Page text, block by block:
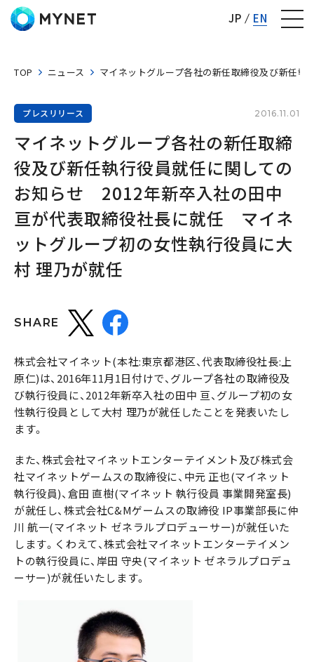
JP EN
TOP ニュース マイネットグループ各社の新任取締役及び新任
プレスリリース 2016.11.01
マイネットグループ各社の新任取締
役及び新任執行役員就任に関しての
お知らせ　2012年新卒入社の田中
亘が代表取締役社長に就任　マイネ
ットグループ初の女性執行役員に大
村 理乃が就任
SHARE
株式会社マイネット(本社:東京都港区、代表取締役社長:上
原仁)は、2016年11月1日付けで、グループ各社の取締役及
び執行役員に、2012年新卒入社の田中 亘、グループ初の女
性執行役員として大村 理乃が就任したことを発表いたし
ます。
また、株式会社マイネットエンターテイメント及び株式会
社マイネットゲームスの取締役に、中元 正也(マイネット
執行役員)、倉田 直樹(マイネット 執行役員 事業開発室長)
が就任し、株式会社C&Mゲームスの取締役 IP事業部長に仲
川 航一(マイネット ゼネラルプロデューサー)が就任いた
します。くわえて、株式会社マイネットエンターテイメン
トの執行役員に、岸田 守央(マイネット ゼネラルプロデュ
ーサー)が就任いたします。